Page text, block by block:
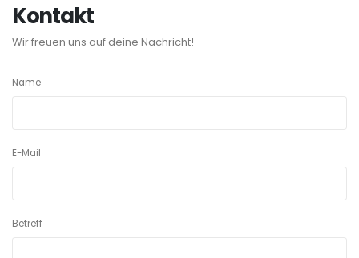
Kontakt
Wir freuen uns auf deine Nachricht!
Name
E-Mail
Betreff